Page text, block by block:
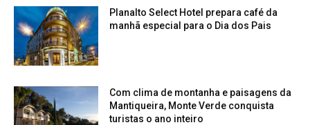
Planalto Select Hotel prepara café da
manhã especial para o Dia dos Pais
Com clima de montanha e paisagens da
Mantiqueira, Monte Verde conquista
turistas o ano inteiro